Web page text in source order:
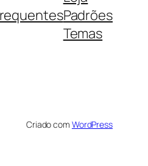
Padrões
Temas
Criado com WordPress